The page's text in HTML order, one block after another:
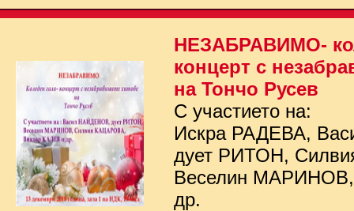
НЕЗАБРАВИМО-
концерт с
на Тончо Русев
С участието на:
Искра РАДЕВА,
дует РИТОН,
Веселин
др.